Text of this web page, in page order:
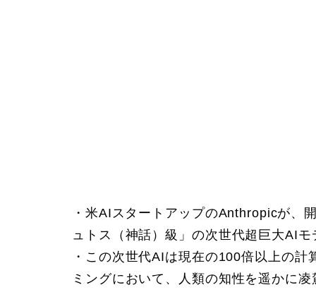
・米AIスタートアップのAnthropicが、
ュトス（神話）級」の次世代超巨大AIモ
・この次世代AIは現在の100倍以上の
ミングにおいて、人類の知性を遥かに凌